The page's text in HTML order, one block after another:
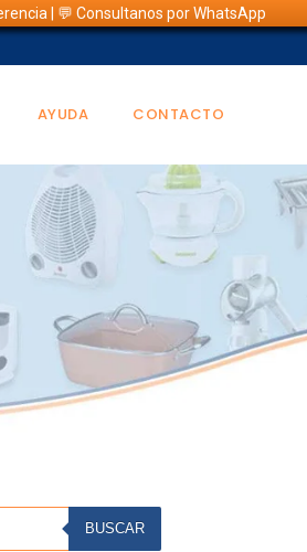
| 💬 Consultanos por WhatsApp
AYUDA CONTACTO
BUSCAR